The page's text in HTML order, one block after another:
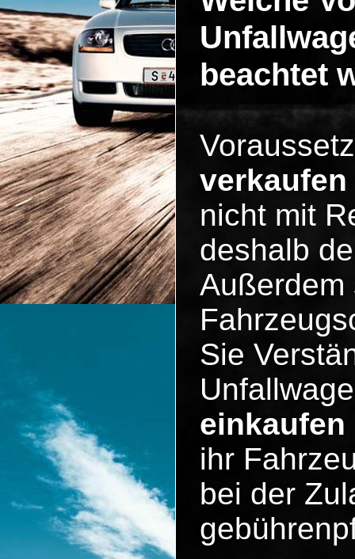
beachtet
verkaufen
nicht mit
deshalb
Außerdem
Sie
einkaufen
ihr
bei der